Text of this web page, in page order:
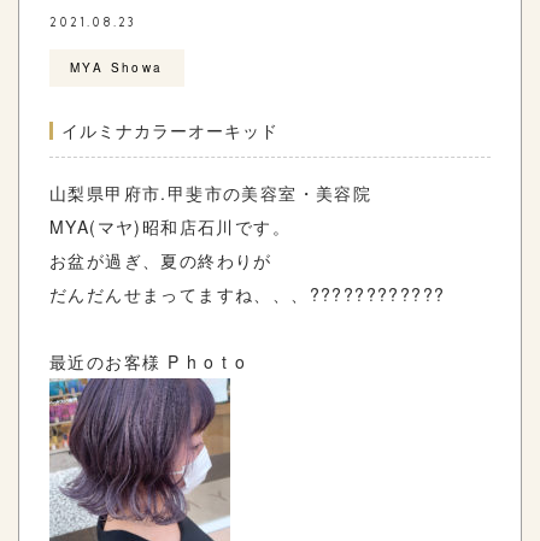
2021.08.23
MYA Showa
イルミナカラーオーキッド
山梨県甲府市. 甲斐市の美容室・美容院
MYA( マヤ) 昭和店石川です。
お盆が過ぎ、夏の終わりが
だんだんせまってますね、、、????????????
最近のお客様 P h o t o